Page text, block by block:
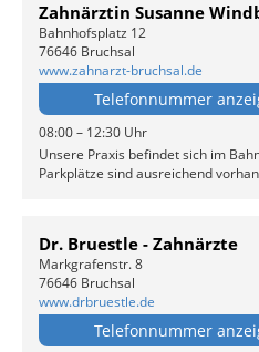
Zahnärztin Susanne
Bahnhofsplatz 12
76646 Bruchsal
www.zahnarzt-bruchsal.de
Telefonnummer
08:00 – 12:30 Uhr
Unsere Praxis befindet sich im
Parkplätze sind ausreichend
Dr. Bruestle - Zahnärzte
Markgrafenstr. 8
76646 Bruchsal
www.drbruestle.de
Telefonnummer